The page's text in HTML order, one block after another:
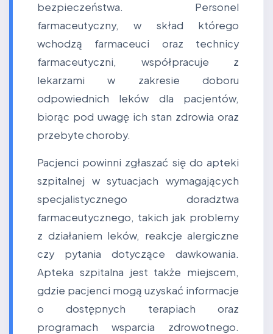
bezpieczeństwa. Personel
farmaceutyczny, w skład którego
wchodzą farmaceuci oraz technicy
farmaceutyczni, współpracuje z
lekarzami w zakresie doboru
odpowiednich leków dla pacjentów,
biorąc pod uwagę ich stan zdrowia oraz
przebyte choroby.
Pacjenci powinni zgłaszać się do apteki
szpitalnej w sytuacjach wymagających
specjalistycznego doradztwa
farmaceutycznego, takich jak problemy
z działaniem leków, reakcje alergiczne
czy pytania dotyczące dawkowania.
Apteka szpitalna jest także miejscem,
gdzie pacjenci mogą uzyskać informacje
o dostępnych terapiach oraz
programach wsparcia zdrowotnego.